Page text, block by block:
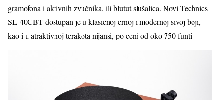
gramofona i aktivnih zvučnika, ili blutut slušalica. Novi Technics
SL-40CBT dostupan je u klasičnoj crnoj i modernoj sivoj boji,
kao i u atraktivnoj terakota nijansi, po ceni od oko 750 funti.